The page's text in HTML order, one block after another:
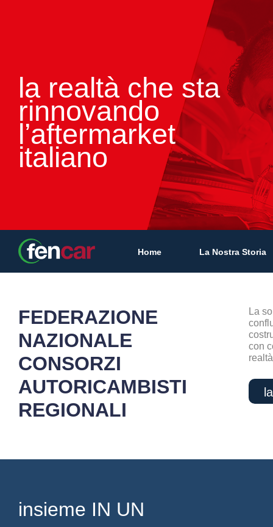
la realtà che sta
rinnovando
l’aftermarket
italiano
Home La Nostra Storia
insieme IN UN
La
con
FEDERAZIONE
NAZIONALE
CONSORZI
AUTORICAMBISTI
REGIONALI